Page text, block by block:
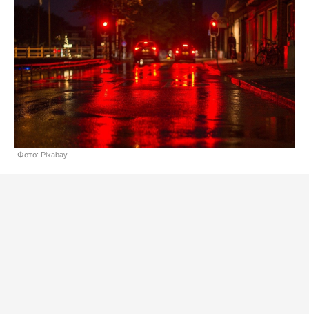
Фото: Pixabay